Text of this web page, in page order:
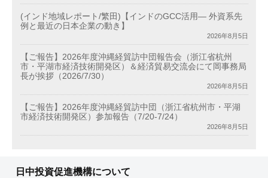
(インド地域レポート/繁田)【インドのGCC活用― 外資系先
例と最近の日本企業の動き】
2026年8月5日
【ご報告】2026年度沖縄経貿訪中団報告会（浙江省杭州
市・平湖市経済技術開発区）＆経済貿易交流会にて岡事務局
長が挨拶（2026/7/30）
2026年8月5日
【ご報告】2026年度沖縄経貿訪中団（浙江省杭州市・平湖
市経済技術開発区）参加報告（7/20-7/24）
2026年8月5日
日中投資促進機構について